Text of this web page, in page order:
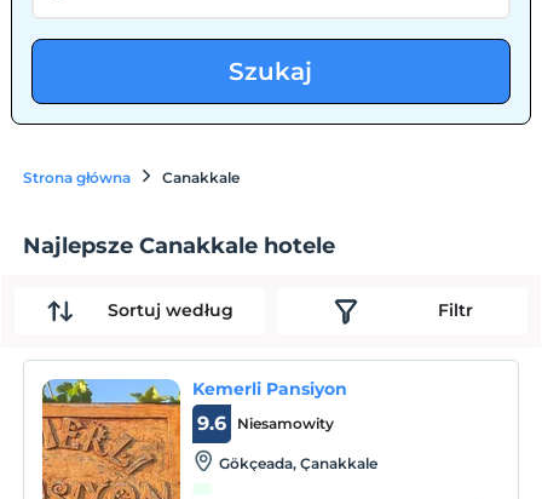
Szukaj
Strona główna Canakkale
Najlepsze Canakkale hotele
Sortuj według Filtr
Kemerli Pansiyon
Niesamowity
9.6
Gökçeada‎, Çanakkale